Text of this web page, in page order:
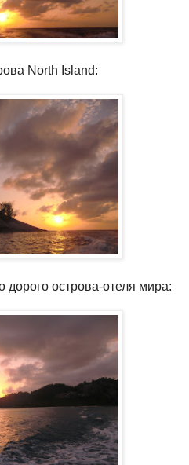
North Island:
дорого острова-отеля мира: